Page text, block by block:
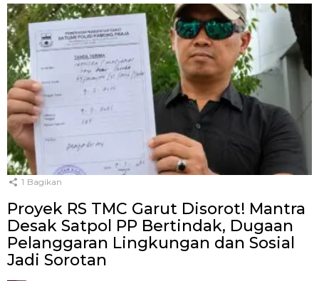
1 Bagikan
Proyek RS TMC Garut Disorot! Mantra
Desak Satpol PP Bertindak, Dugaan
Pelanggaran Lingkungan dan Sosial
Jadi Sorotan